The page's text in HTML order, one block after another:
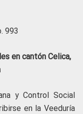
993
en cantón Celica,
y Control Social
en la Veeduría